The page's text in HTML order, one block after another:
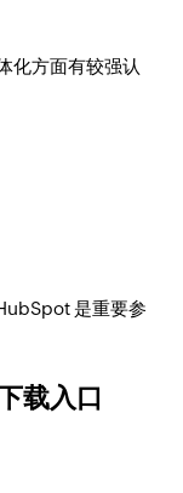
化方面有较强认
是重要参
载入口